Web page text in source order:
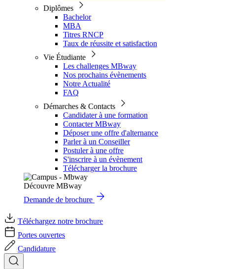
Diplômes
Bachelor
MBA
Titres RNCP
Taux de réussite et satisfaction
Vie Étudiante
Les challenges MBway
Nos prochains évènements
Notre Actualité
FAQ
Démarches & Contacts
Candidater à une formation
Contacter MBway
Déposer une offre d'alternance
Parler à un Conseiller
Postuler à une offre
S'inscrire à un évènement
Télécharger la brochure
Découvre MBway
Demande de brochure
Téléchargez notre brochure
Portes ouvertes
Candidature